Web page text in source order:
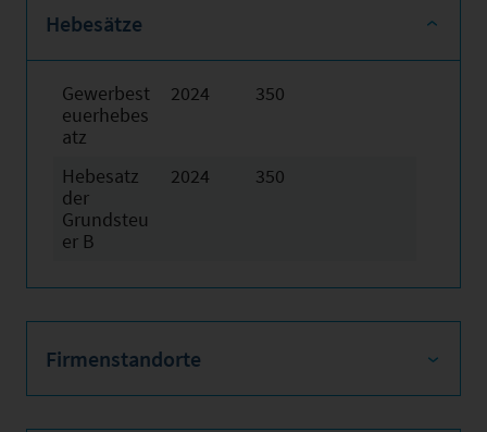
Hebesätze
Gewerbest
euerhebes
atz
2024 350
Hebesatz
der
Grundsteu
er B
2024 350
Firmenstandorte